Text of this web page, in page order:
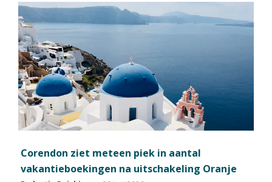
Corendon ziet meteen piek in aantal
vakantieboekingen na uitschakeling Oranje